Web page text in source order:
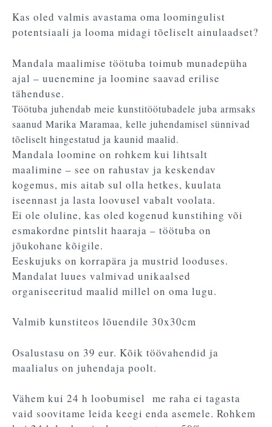
Kas oled valmis avastama oma loomingulist
potentsiaali ja looma midagi tõeliselt ainulaadset?
Mandala maalimise töötuba toimub munadepüha
ajal – uuenemine ja loomine saavad erilise
tähenduse.
Töötuba juhendab meie kunstitöötubadele juba armsaks
saanud Marika Maramaa, kelle juhendamisel sünnivad
tõeliselt hingestatud ja kaunid maalid.
Mandala loomine on rohkem kui lihtsalt
maalimine – see on rahustav ja keskendav
kogemus, mis aitab sul olla hetkes, kuulata
iseennast ja lasta loovusel vabalt voolata.
Ei ole oluline, kas oled kogenud kunstihing või
esmakordne pintslit haaraja – töötuba on
jõukohane kõigile.
Eeskujuks on korrapära ja mustrid looduses.
Mandalat luues valmivad unikaalsed
organiseeritud maalid millel on oma lugu.
Valmib kunstiteos lõuendile 30x30cm
Osalustasu on 39 eur. Kõik töövahendid ja
maalialus on juhendaja poolt.
Vähem kui 24 h loobumisel me raha ei tagasta
vaid soovitame leida keegi enda asemele. Rohkem